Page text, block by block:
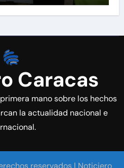
Caracas
mano sobre los hechos
la actualidad nacional e
reservados | Noticiero